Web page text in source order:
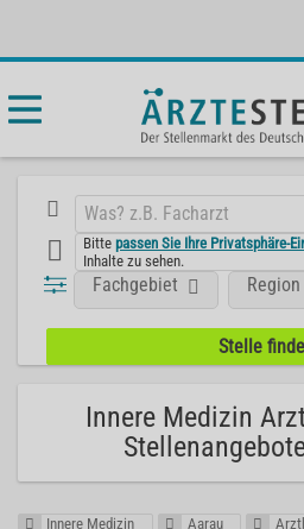
Bittepassen Sie Ihre Privatsphäre-
Inhalte zu sehen.
Fachgebiet Region
Innere Medizin
Innere Medizin Aarau